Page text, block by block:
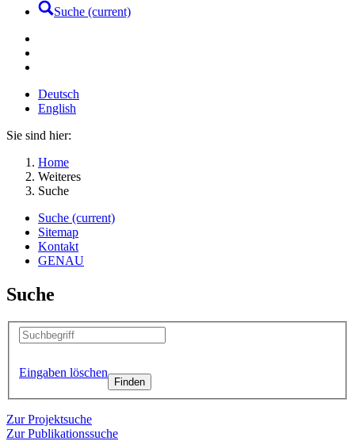
Suche (current)
Deutsch
English
Sie sind hier:
Home
Weiteres
Suche
Suche (current)
Sitemap
Kontakt
GENAU
Suche
Eingaben löschen
Zur Projektsuche
Zur Publikationssuche